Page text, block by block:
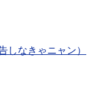
しなきゃニャン）